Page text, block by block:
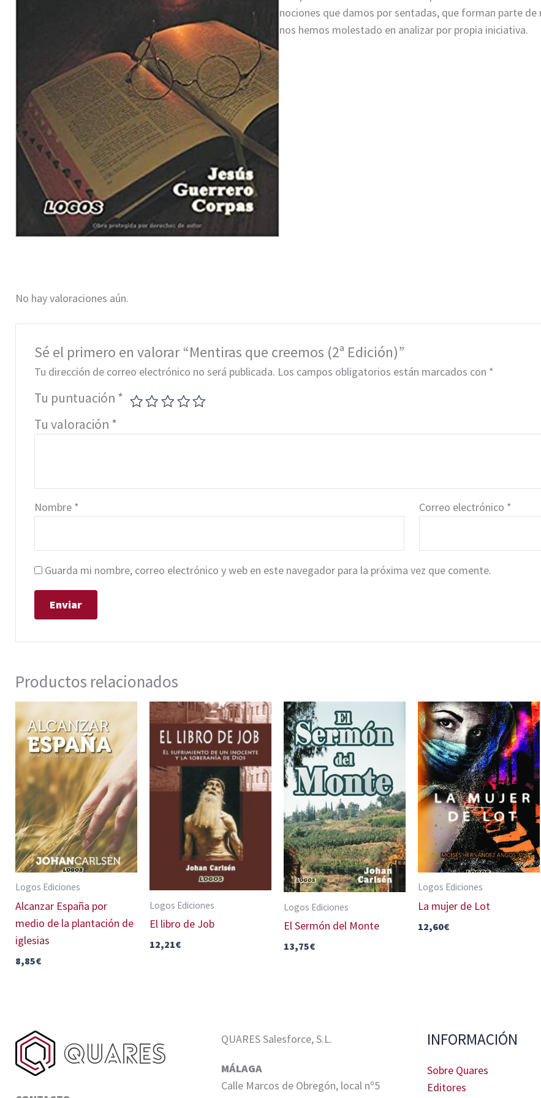
nociones que damos por sentadas, que forman parte
nos hemos molestado en analizar por propia iniciativa.
No hay valoraciones aún.
Sé el primero en valorar “Mentiras que creemos (2ª Edición)”
Tu dirección de correo electrónico no será publicada. Los campos obligatorios están marcados con *
Tu puntuación *
Tu valoración *
Nombre * Correo electrónico *
Guarda mi nombre, correo electrónico y web en este navegador para la próxima vez que comente.
Productos relacionados
Logos Ediciones
Alcanzar España por
medio de la plantación de
iglesias
8,85€
Logos Ediciones
El libro de Job
12,21€
Logos Ediciones
El Sermón del Monte
13,75€
Logos Ediciones
La mujer de Lot
12,60€
QUARES Salesforce, S.L.
MÁLAGA
Calle Marcos de Obregón, local nº5
INFORMACIÓN
Sobre Quares
Editores